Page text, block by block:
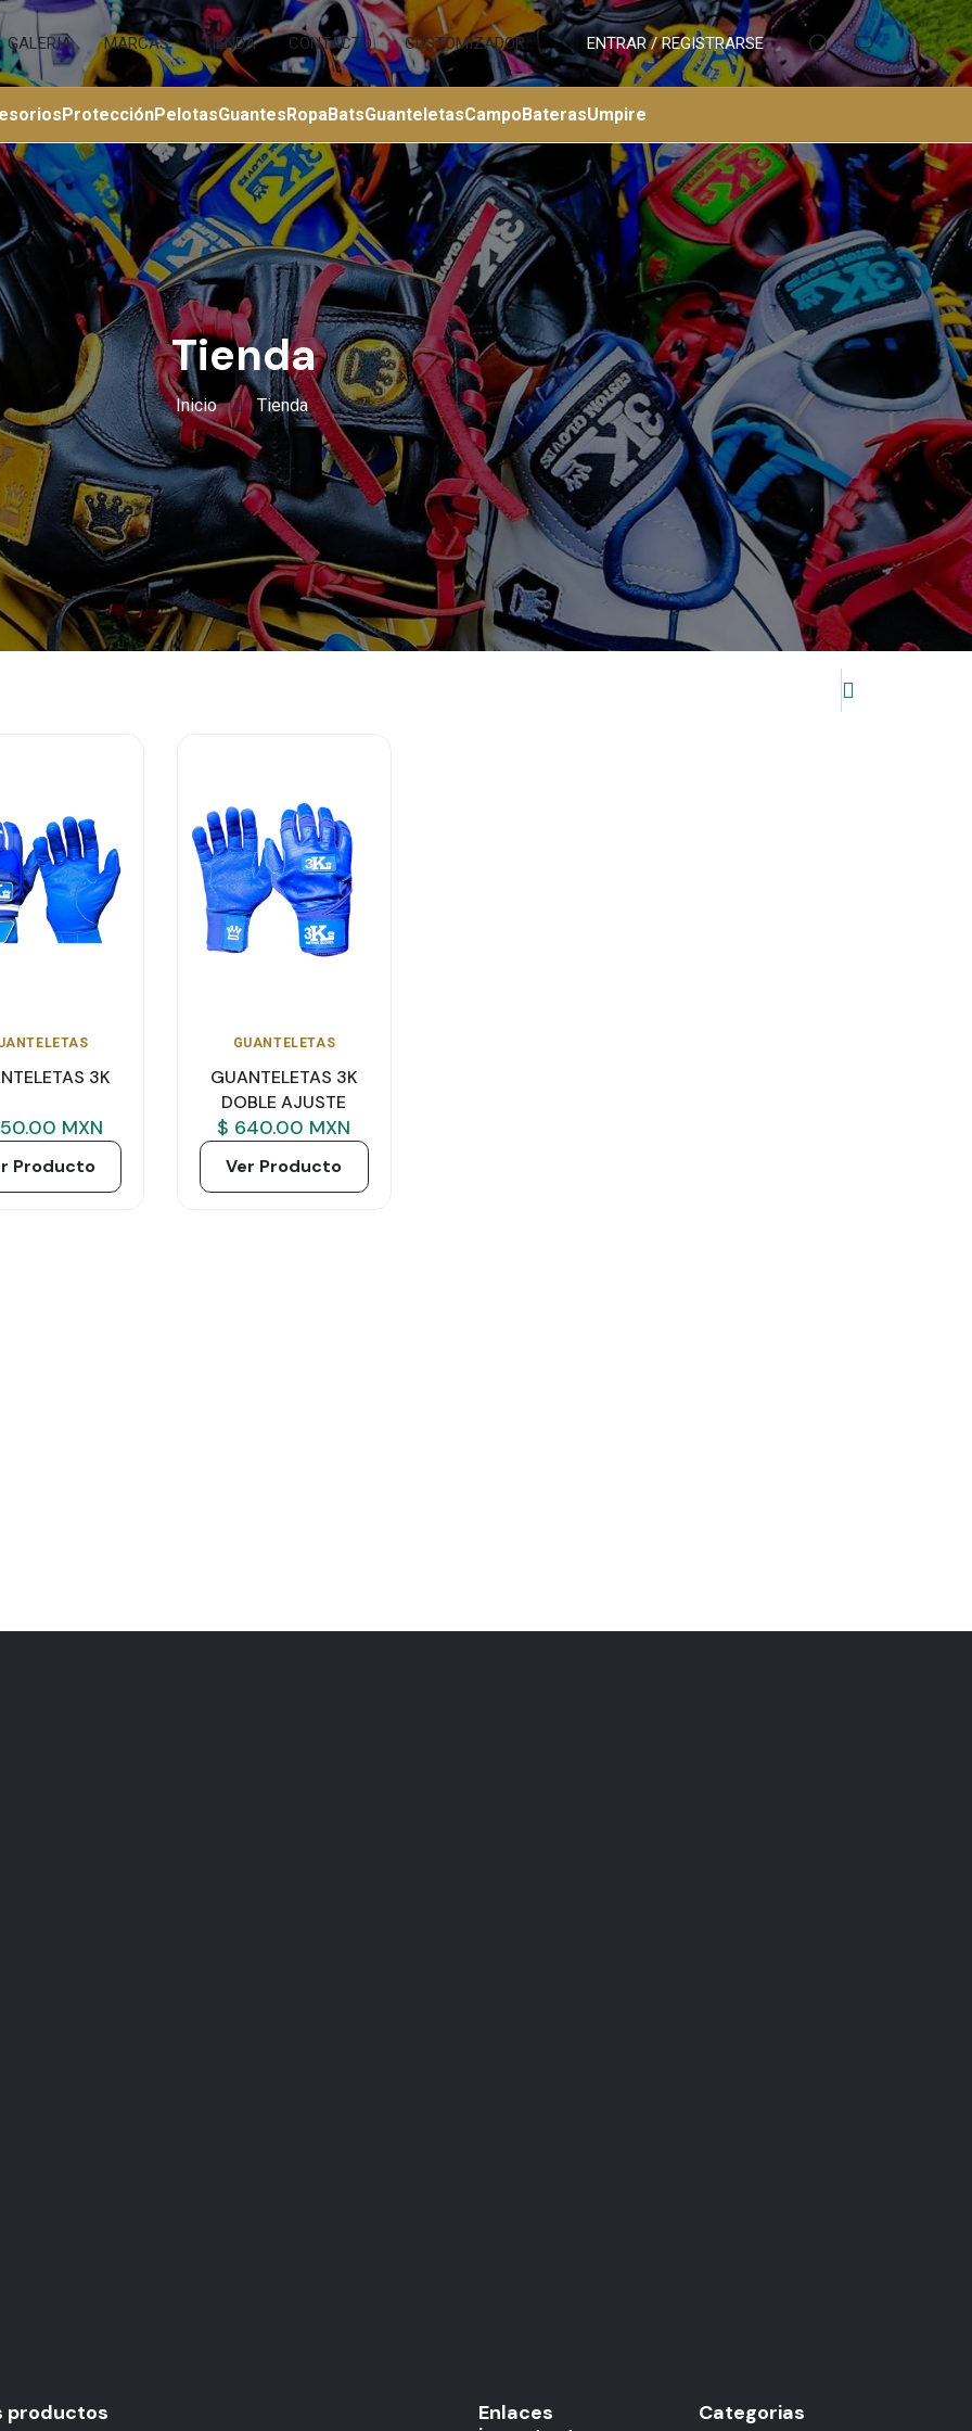
ENTRAR / REGISTRARSE
GALERIA MARCAS TIENDA CONTACTO CUSTOMIZADOR
ProtecciónPelotasGuantesRopaBatsGuanteletasCampoBaterasUmpire
Tienda
Inicio Tienda
3K
MXN
Producto
GUANTELETAS
GUANTELETAS 3K
DOBLE AJUSTE
$ 640.00 MXN
Ver Producto
productos
Enlaces
Categorias